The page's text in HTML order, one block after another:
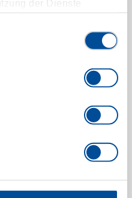
der Dienste